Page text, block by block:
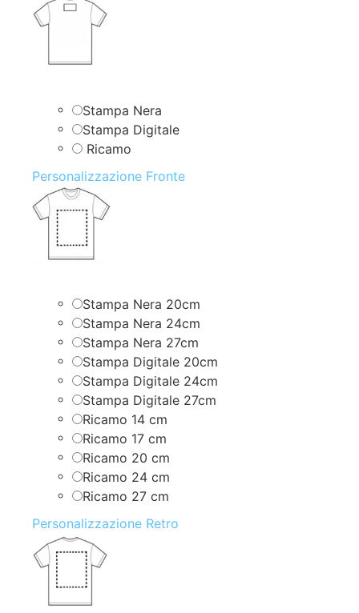
Stampa Nera
Stampa Digitale
Ricamo
Personalizzazione Fronte
Stampa Nera 20cm
Stampa Nera 24cm
Stampa Nera 27cm
Stampa Digitale 20cm
Stampa Digitale 24cm
Stampa Digitale 27cm
Ricamo 14 cm
Ricamo 17 cm
Ricamo 20 cm
Ricamo 24 cm
Ricamo 27 cm
Personalizzazione Retro